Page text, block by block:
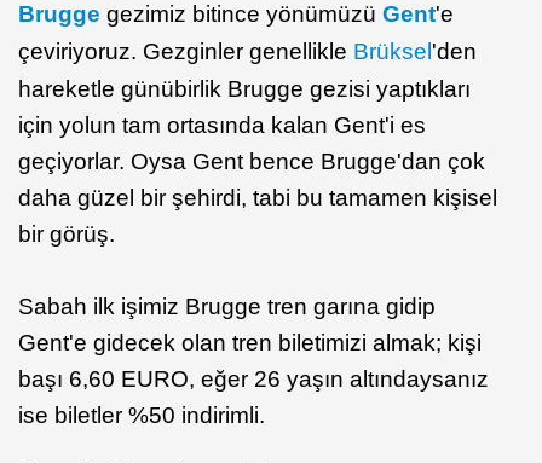
Brugge gezimiz bitince yönümüzü Gent'e
çeviriyoruz. Gezginler genellikle Brüksel 'den
hareketle günübirlik Brugge gezisi yaptıkları
için yolun tam ortasında kalan Gent'i es
geçiyorlar. Oysa Gent bence Brugge'dan çok
daha güzel bir şehirdi, tabi bu tamamen kişisel
bir görüş.
Sabah ilk işimiz Brugge tren garına gidip
Gent'e gidecek olan tren biletimizi almak; kişi
başı 6,60 EURO, eğer 26 yaşın altındaysanız
ise biletler %50 indirimli.